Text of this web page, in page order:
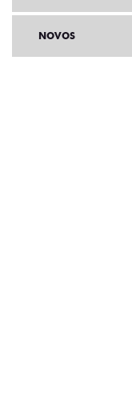
NOVOS